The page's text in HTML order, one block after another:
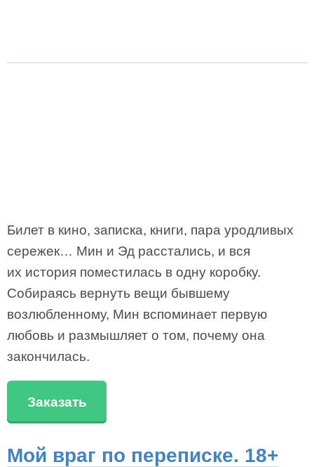
Билет в кино, записка, книги, пара уродливых
сережек… Мин и Эд расстались, и вся
их история поместилась в одну коробку.
Собираясь вернуть вещи бывшему
возлюбленному, Мин вспоминает первую
любовь и размышляет о том, почему она
закончилась.
Заказать
Мой враг по переписке. 18+